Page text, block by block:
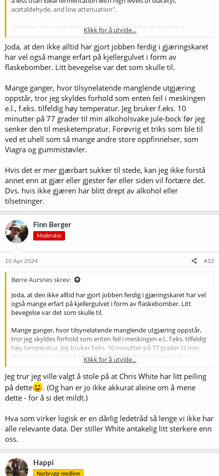
acetaldehyde, and low attenuation".
At gjæren ikke nødvendigvis gjør jobben ferdig, er da ellers ei
erfaring vi alle har gjort? Det kan være flere årsaker til det. sida det
er mange måter å stelle dårlig med gjæren på.
Klikk for å utvide...
Joda, at den ikke alltid har gjort jobben ferdig i gjæringskaret
har vel også mange erfart på kjellergulvet i form av
flaskebomber. Litt bevegelse var det som skulle til.
Mange ganger, hvor tilsynelatende manglende utgjæring
oppstår, tror jeg skyldes forhold som enten feil i meskingen
e.l., f.eks. tilfeldig høy temperatur. Jeg bruker f.eks. 10
minutter på 77 grader til min alkoholsvake jule-bock før jeg
senker den til mesketempratur. Forøvrig et triks som ble til
ved et uhell som så mange andre store oppfinnelser, som
Viagra og gummistøvler.
Hvis det er mer gjærbart sukker til stede, kan jeg ikke forstå
annet enn at gjær eller gjester før eller siden vil fortære det.
Dvs. hvis ikke gjæren har blitt drept av alkohol eller
tilsetninger.
Finn Berger
Moderator
10 Apr 2024 #52
Børre Aursnes skrev:
Joda, at den ikke alltid har gjort jobben ferdig i gjæringskaret har vel
også mange erfart på kjellergulvet i form av flaskebomber. Litt
bevegelse var det som skulle til.
Mange ganger, hvor tilsynelatende manglende utgjæring oppstår,
tror jeg skyldes forhold som enten feil i meskingen e.l., f.eks. tilfeldig
høy temperatur. Jeg bruker f.eks. 10 minutter på 77 grader til min
alkoholsvake jule-bock før jeg senker den til mesketempratur.
Forøvrig et triks som ble til ved et uhell som så mange andre store
oppfinnelser, som Viagra og gummistøvler.
Hvis det er mer gjærbart sukker til stede, kan jeg ikke forstå annet
enn at gjær eller gjester før eller siden vil fortære det. Dvs. hvis ikke
Klikk for å utvide...
Jeg trur jeg ville valgt å stole på at Chris White har litt peiling
på dette
. (Og han er jo ikke akkurat aleine om å mene
dette - for å si det mildt.)
Hva som virker logisk er en dårlig ledetråd så lenge vi ikke har
alle relevante data. Der stiller White antakelig litt sterkere enn
oss.
Happi
Norbrygg-medlem